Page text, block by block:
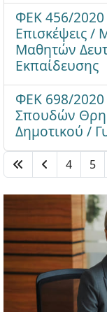
ΦΕΚ 456/
Επισκέψεις /
Μαθητών
Εκπαίδευσης
ΦΕΚ 698/
Σπουδών
Δημοτικού /
4 5